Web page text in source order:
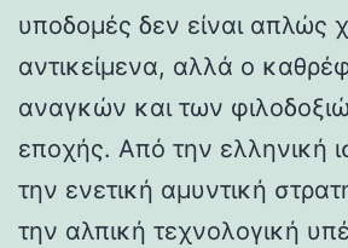
υποδομές δεν είναι απλώς
αντικείμενα, αλλά ο
αναγκών και των
εποχής. Από την ελληνική
την ενετική αμυντική
την αλπική τεχνολογική